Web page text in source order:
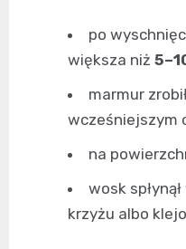
po
większa niż
marmur
wcześniejszym
na
wosk
krzyżu albo